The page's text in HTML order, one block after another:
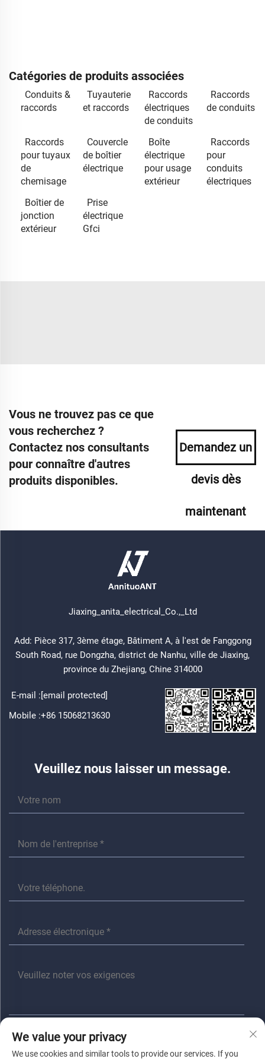
Catégories de produits associées
Conduits &
raccords
Tuyauterie
et raccords
Raccords
électriques
de conduits
Raccords
de conduits
Raccords
pour tuyaux
de
chemisage
Couvercle
de boîtier
électrique
Boîte
électrique
pour usage
extérieur
Raccords
pour
conduits
électriques
Boîtier de
jonction
extérieur
Prise
électrique
Gfci
Vous ne trouvez pas ce que
vous recherchez ?
Contactez nos consultants
pour connaître d'autres
produits disponibles.
Demandez un
devis dès
maintenant
Jiaxing_anita_electrical_Co.,_Ltd
Add: Pièce 317, 3ème étage, Bâtiment A, à l'est de Fanggong
South Road, rue Dongzha, district de Nanhu, ville de Jiaxing,
province du Zhejiang, Chine 314000
E-mail :[email protected]
Mobile :+86 15068213630
Veuillez nous laisser un message.
Envoyer
We value your privacy
We use cookies and similar tools to provide our services. If you